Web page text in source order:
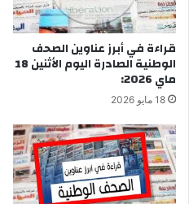
قراءة في أبرز عناوين الصحف
الوطنية الصادرة اليوم الأثنين 18
ماي 2026:
18 مايو 2026